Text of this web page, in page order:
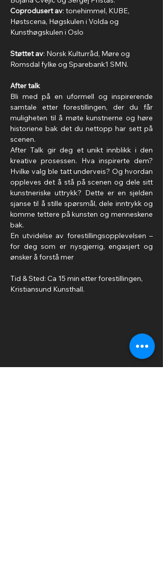
Coprodusert av: tonehimmel, KUBE,
Høstscena, Høgskulen i Volda og
Kunsthøgskulen i Oslo
Støttet av: Norsk Kulturråd, Møre og
Romsdal fylke og Sparebank1 SMN.
After talk
Bli med på en uformell og inspirerende
samtale etter forestillingen, der du får
muligheten til å møte kunstnerne og høre
historiene bak det du nettopp har sett på
scenen.
After Talk gir deg et unikt innblikk i den
kreative prosessen. Hva inspirerte dem?
Hvilke valg ble tatt underveis? Og hvordan
oppleves det å stå på scenen og dele sitt
kunstneriske uttrykk? Dette er en sjelden
sjanse til å stille spørsmål, dele inntrykk og
komme tettere på kunsten og menneskene
bak.
En utvidelse av forestillingsopplevelsen –
for deg som er nysgjerrig, engasjert og
ønsker å forstå mer
Tid & Sted: Ca 15 min etter forestillingen,
Kristiansund Kunsthall.